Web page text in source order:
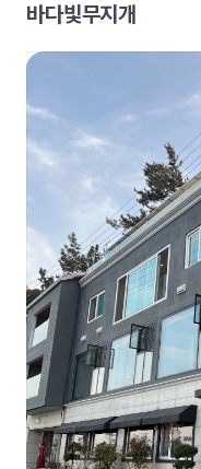
바다빛무지개